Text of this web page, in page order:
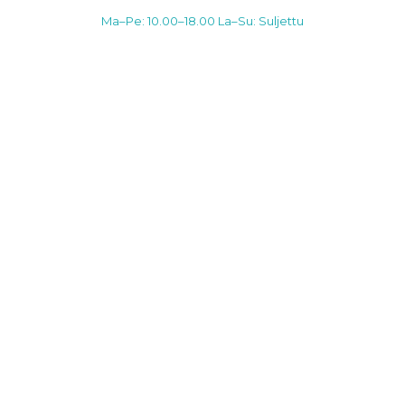
Ma–Pe: 10.00–18.00 La–Su: Suljettu